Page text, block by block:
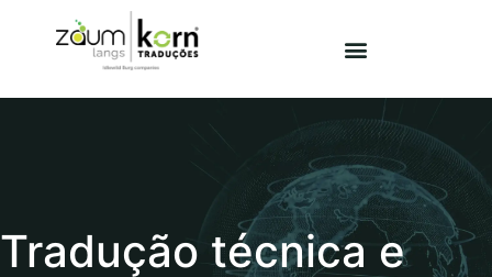
Tradução técnica e